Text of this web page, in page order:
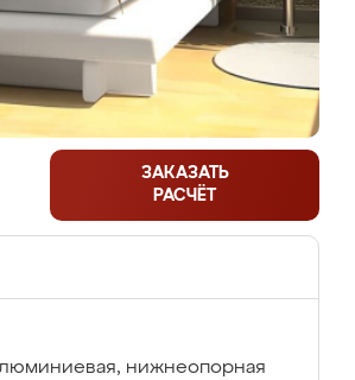
ЗАКАЗАТЬ
РАСЧЁТ
нижнеопорная